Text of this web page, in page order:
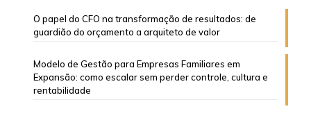
O papel do CFO na transformação de resultados: de
guardião do orçamento a arquiteto de valor
Modelo de Gestão para Empresas Familiares em
Expansão: como escalar sem perder controle, cultura e
rentabilidade